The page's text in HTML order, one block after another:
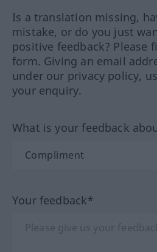
Is a translation missing,
mistake, or do you just
positive feedback? Please
form. Giving an email
under our privacy policy,
your enquiry.
What is your feedback
Your feedback*